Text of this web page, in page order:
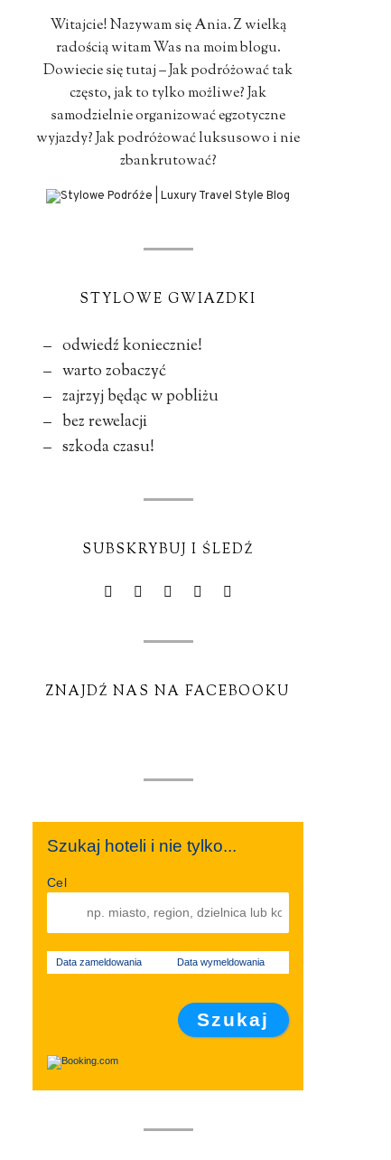
Witajcie! Nazywam się Ania. Z wielką
radością witam Was na moim blogu.
Dowiecie się tutaj – Jak podróżować tak
często, jak to tylko możliwe? Jak
samodzielnie organizować egzotyczne
wyjazdy? Jak podróżować luksusowo i nie
zbankrutować?
STYLOWE GWIAZDKI
– odwiedź koniecznie!
– warto zobaczyć
– zajrzyj będąc w pobliżu
– bez rewelacji
– szkoda czasu!
SUBSKRYBUJ I ŚLEDŹ
ZNAJDŹ NAS NA FACEBOOKU
Szukaj hoteli i nie tylko...
Cel
Data zameldowania Data wymeldowania